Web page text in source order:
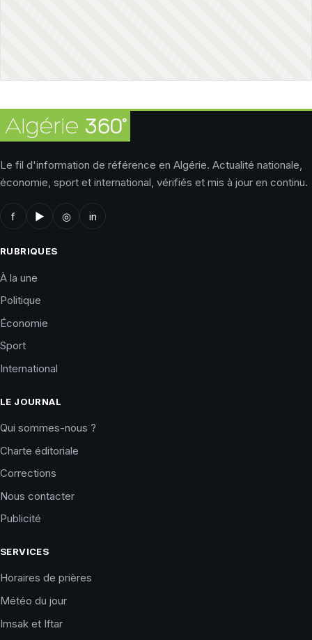
Le fil d'information de référence en Algérie. Actualité nationale,
économie, sport et international, vérifiés et mis à jour en continu.
f ▶ ◎ in
RUBRIQUES
À la une
Politique
Économie
Sport
International
LE JOURNAL
Qui sommes-nous ?
Charte éditoriale
Corrections
Nous contacter
Publicité
SERVICES
Horaires de prières
Météo du jour
Imsak et Iftar